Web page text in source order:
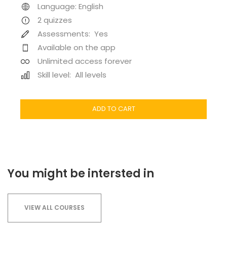
Language: English
2quizzes
Assessments: Yes
Available on the app
Unlimited access forever
Skill level: All levels
ADD TO CART
You might be intersted in
VIEW ALL COURSES